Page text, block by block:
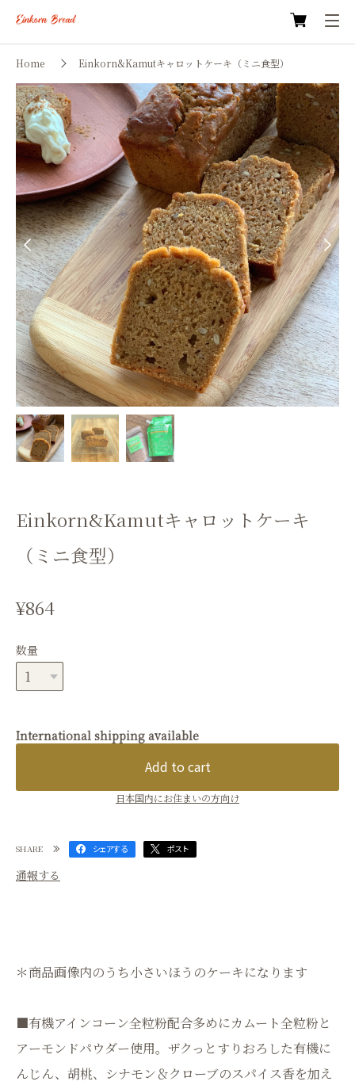
Home Einkorn&Kamutキャロットケーキ（ミニ食型）
Previous Next
Einkorn&Kamutキャロットケーキ
（ミニ食型）
¥864
数量
International shipping available
Add to cart
日本国内にお住まいの方向け
SHARE シェアする ポスト
通報する
＊商品画像内のうち小さいほうのケーキになります
■有機アインコーン全粒粉配合多めにカムート全粒粉と
アーモンドパウダー使用。ザクっとすりおろした有機に
んじん、胡桃、シナモン＆クローブのスパイス香を加え